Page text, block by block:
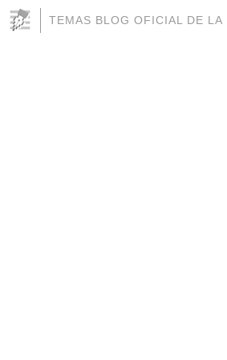
TEMAS BLOG OFICIAL DE LA